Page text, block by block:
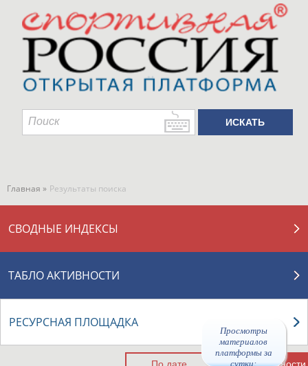
Просмотры
материалов
платформы за
сутки:
Главная » Результаты поиска
СВОДНЫЕ ИНДЕКСЫ
ТАБЛО АКТИВНОСТИ
РЕСУРСНАЯ ПЛОЩАДКА